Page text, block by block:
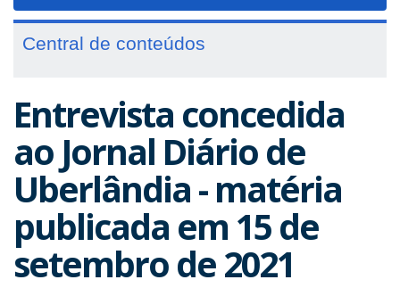
Central de conteúdos
Entrevista concedida
ao Jornal Diário de
Uberlândia - matéria
publicada em 15 de
setembro de 2021